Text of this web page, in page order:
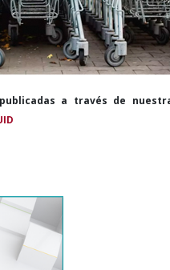
a través de